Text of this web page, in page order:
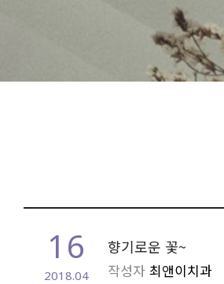
16
2018.04
향기로운 꽃~
작성자최앤이치과